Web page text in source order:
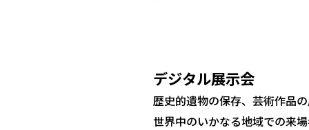
デジタル展示会
歴史的遺物の保存、芸術作品
世界中のいかなる地域での来